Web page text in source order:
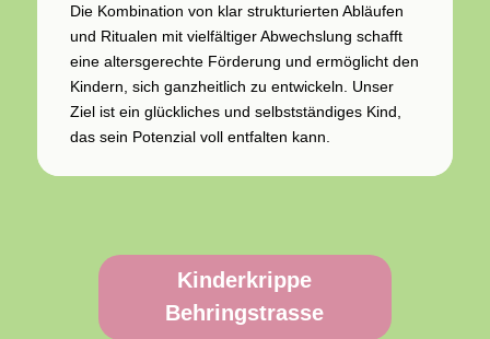
Die Kombination von klar strukturierten Abläufen
und Ritualen mit vielfältiger Abwechslung schafft
eine altersgerechte Förderung und ermöglicht den
Kindern, sich ganzheitlich zu entwickeln. Unser
Ziel ist ein glückliches und selbstständiges Kind,
das sein Potenzial voll entfalten kann.
Kinderkrippe
Behringstrasse